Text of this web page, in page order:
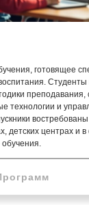
готовящее
технологии и
детских центрах и
обучения.